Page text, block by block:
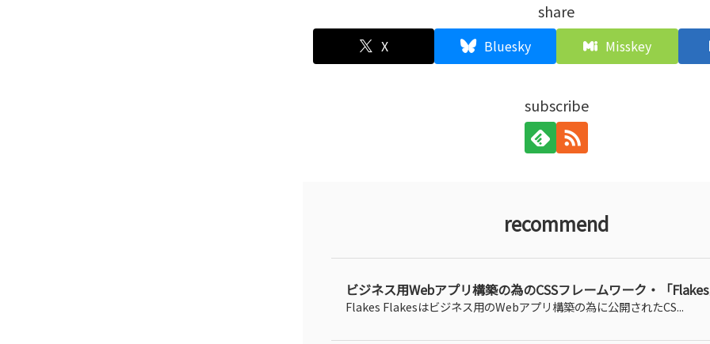
share
X Bluesky Misskey
subscribe
recommend
ビジネス用Webアプリ構築の為のCSSフレームワーク・「Flakes
Flakes Flakesはビジネス用のWebアプリ構築の為に公開されたCS...